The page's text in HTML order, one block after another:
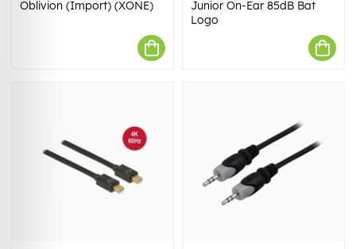
Oblivion (Import) (XONE)
Junior On-Ear 85dB Bat
Logo